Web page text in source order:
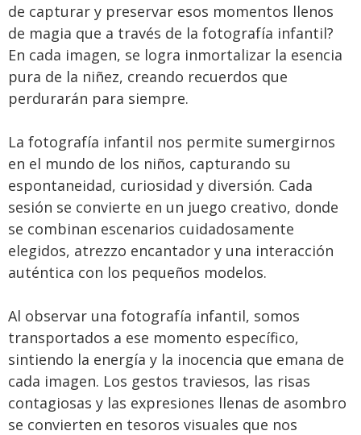
de capturar y preservar esos momentos llenos
de magia que a través de la fotografía infantil?
En cada imagen, se logra inmortalizar la esencia
pura de la niñez, creando recuerdos que
perdurarán para siempre.
La fotografía infantil nos permite sumergirnos
en el mundo de los niños, capturando su
espontaneidad, curiosidad y diversión. Cada
sesión se convierte en un juego creativo, donde
se combinan escenarios cuidadosamente
elegidos, atrezzo encantador y una interacción
auténtica con los pequeños modelos.
Al observar una fotografía infantil, somos
transportados a ese momento específico,
sintiendo la energía y la inocencia que emana de
cada imagen. Los gestos traviesos, las risas
contagiosas y las expresiones llenas de asombro
se convierten en tesoros visuales que nos